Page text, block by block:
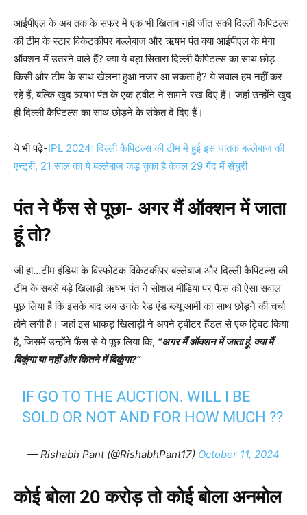
आईपीएल के अब तक के सफर में एक भी खिताब नहीं जीत सकी दिल्ली कैपिटल्स
की टीम के स्टार विकेटकीपर बल्लेबाज और ऋषभ पंत क्या आईपीएल के मेगा
ऑक्शन में उतरने वाले हैं? क्या ये बड़ा सितारा दिल्ली कैपिटल्स का साथ छोड़
किसी और टीम के साथ खेलना हुआ नजर आ सकता है? ये सवाल हम नहीं कर
रहे हैं, बल्कि खुद ऋषभ पंत के एक ट्वीट ने सामने रख दिए हैं। जहां उन्होंने खुद
ही दिल्ली कैपिटल्स का साथ छोड़ने के संकेत दे दिए हैं।
ये भी पढ़े-IPL 2024: दिल्ली कैपिटल्स की टीम में हुई इस घातक बल्लेबाज की
एन्ट्री, 21 साल का ये बल्लेबाज जड़ चुका है केवल 29 गेंद में सेंचुरी
पंत ने फैंस से पूछा- अगर मैं ऑक्शन में जाता
हूं तो?
जी हां…टीम इंडिया के विस्फोटक विकेटकीपर बल्लेबाज और दिल्ली कैपिटल्स की
टीम के सबसे बड़े खिलाड़ी ऋषभ पंत ने सोशल मीडिया पर फैंस को ऐसा सवाल
पूछ लिया है कि इसके बाद अब उनके रेड एंड ब्ल्यू आर्मी का साथ छोड़ने की चर्चा
होने लगी है। जहां इस धाकड़ खिलाड़ी ने अपने ट्वीटर हैंडल से एक ट्विट किया
है, जिसमें उन्होंने फैंस से ये पूछ लिया कि, “अगर मैं ऑक्शन में जाता हूं. क्या मैं
बिकूंगा या नहीं और कितने में बिकूंगा?”
IF GO TO THE AUCTION. WILL I BE
SOLD OR NOT AND FOR HOW MUCH ??
— Rishabh Pant (@RishabhPant17) October 11, 2024
कोई बोला 20 करोड़ तो कोई बोला अनमोल